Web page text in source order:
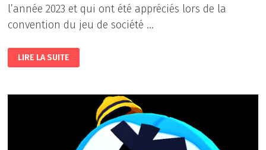
l’année 2023 et qui ont été appréciés lors de la
convention du jeu de société …
LES
MEILLEURS
JEUX
(DE
LIRE LA SUITE